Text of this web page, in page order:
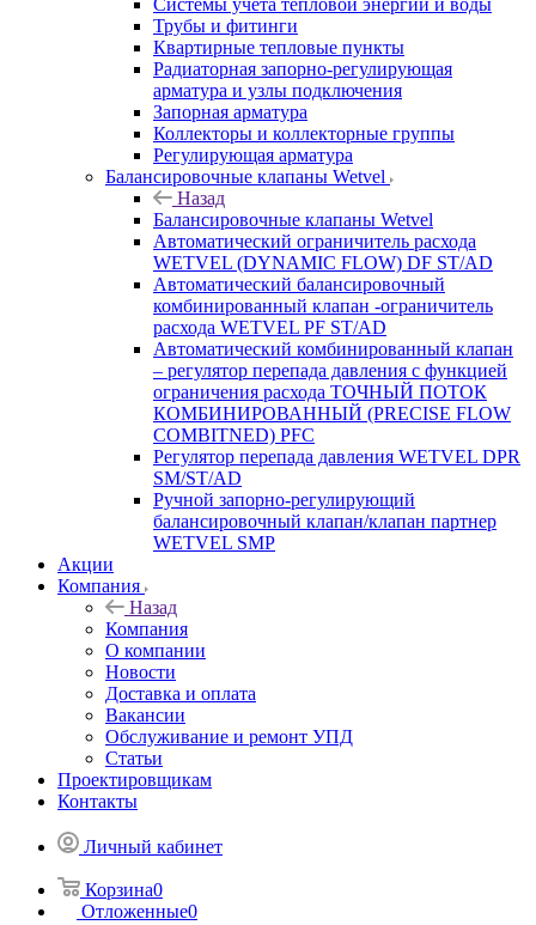
Системы учета тепловой энергии и воды
Трубы и фитинги
Квартирные тепловые пункты
Радиаторная запорно-регулирующая
арматура и узлы подключения
Запорная арматура
Коллекторы и коллекторные группы
Регулирующая арматура
Балансировочные клапаны Wetvel
Назад
Балансировочные клапаны Wetvel
Автоматический ограничитель расхода
WETVEL (DYNAMIC FLOW) DF ST/AD
Автоматический балансировочный
комбинированный клапан -ограничитель
расхода WETVEL PF ST/AD
Автоматический комбинированный клапан
– регулятор перепада давления с функцией
ограничения расхода ТОЧНЫЙ ПОТОК
КОМБИНИРОВАННЫЙ (PRECISE FLOW
COMBIТNED) PFC
Регулятор перепада давления WETVEL DPR
SM/ST/AD
Ручной запорно-регулирующий
балансировочный клапан/клапан партнер
WETVEL SMP
Акции
Компания
Назад
Компания
О компании
Новости
Доставка и оплата
Вакансии
Обслуживание и ремонт УПД
Статьи
Проектировщикам
Контакты
Личный кабинет
Корзина0
Отложенные0